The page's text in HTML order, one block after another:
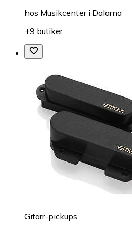
hos Musikcenter i Dalarna
+9 butiker
Gitarr-pickups